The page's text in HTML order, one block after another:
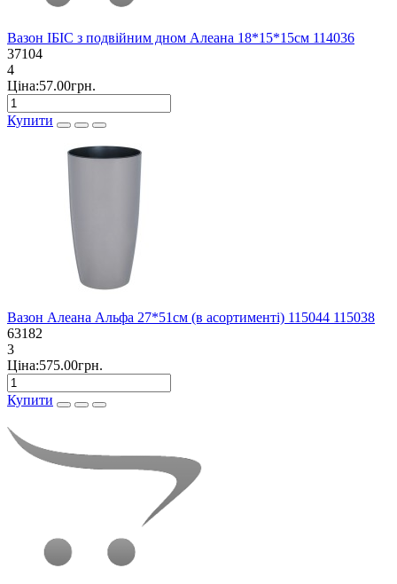
Вазон ІБІС з подвійним дном Алеана 18*15*15см 114036
37104
4
Ціна:57.00грн.
Купити
Вазон Алеана Альфа 27*51см (в асортименті) 115044 115038
63182
3
Ціна:575.00грн.
Купити